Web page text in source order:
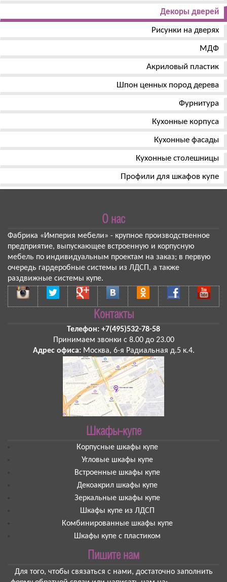
Декоры дверей
Рисунки на дверях
МДФ
Акриловый пластик
Шпон ценных пород дерева
Фурнитура
Кухонные корпуса
Кухонные фасады
Кухонные столешницы
Профили для шкафов купе
О нас
Фабрика «Империя мебели» - крупное производственное
предприятие, выпускающее встроенную и корпусную
мебель по индивидуальным проектам на заказ; в первую
очередь гардеробные системы из ЛДСП, а также
раздвижные системы купе.
Контакты
Телефон: +7(495)532-78-58
Принимаем звонки с 8.00 до 23.00
Адрес офиса: Москва, 6-я Радиальная д.5 к.4.
Шкафы-купе
Корпусные шкафы купе
Угловые шкафы купе
Встроенные шкафы купе
Декоакрил шкафы купе
Зеркальные шкафы купе
Шкафы купе из ЛДСП
Комбинированные шкафы купе
Шкафы купе с пластиком
Пишите нам
Для того, чтобы связаться с нами, достаточно заполнить